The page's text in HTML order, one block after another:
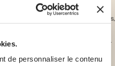
de personnaliser le contenu
de réassurance et autres
/ conseils techniques, réparateurs,
de service IT, partenaires
et de médiation situés au Grand-